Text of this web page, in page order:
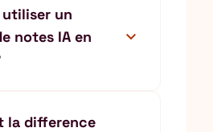
un
notes IA en
expand_more
la difference